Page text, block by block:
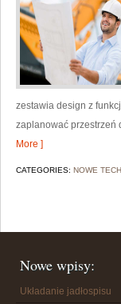
zestawia design z
zaplanować przestrzeń
More ]
CATEGORIES: NOWE
Nowe wpisy:
Układanie jadłospisu